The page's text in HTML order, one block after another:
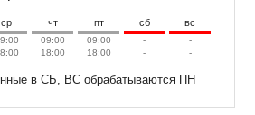
ср чт пт сб вс
09:00
18:00
09:00
18:00
-
-
-
-
в СБ, ВС обрабатываются ПН